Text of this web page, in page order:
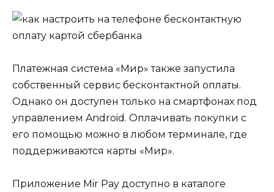
Платежная система «Мир» также запустила
собственный сервис бесконтактной оплаты.
Однако он доступен только на смартфонах под
управлением Android. Оплачивать покупки с
его помощью можно в любом терминале, где
поддерживаются карты «Мир».
Приложение Mir Pay доступно в каталоге